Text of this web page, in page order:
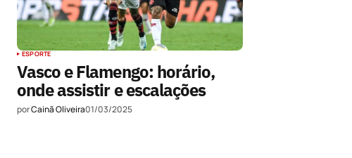
ESPORTE
Vasco e Flamengo: horário,
onde assistir e escalações
porCainã Oliveira01/03/2025